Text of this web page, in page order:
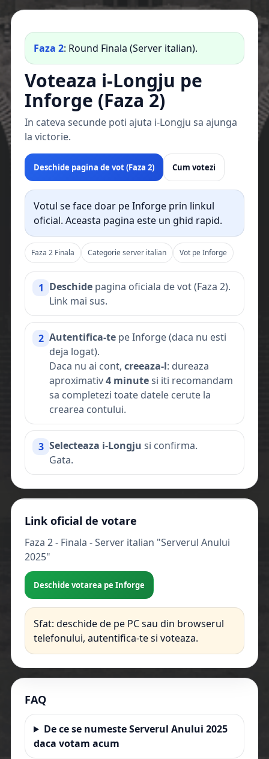
Faza 2: Round Finala (Server italian).
Voteaza i-Longju pe
Inforge (Faza 2)
In cateva secunde poti ajuta i-Longju sa ajunga
la victorie.
Deschide pagina de vot (Faza 2) Cum votezi
Votul se face doar pe Inforge prin linkul
oficial. Aceasta pagina este un ghid rapid.
Faza 2 Finala Categorie server italian Vot pe Inforge
1 Deschide pagina oficiala de vot (Faza 2).
Link mai sus.
2 Autentifica-te pe Inforge (daca nu esti
deja logat).
Daca nu ai cont, creeaza-l: dureaza
aproximativ4 minutesi iti recomandam
sa completezi toate datele cerute la
crearea contului.
3 Selecteaza i-Longju si confirma.
Gata.
Link oficial de votare
Faza 2 - Finala - Server italian "Serverul Anului
2025"
Deschide votarea pe Inforge
Sfat: deschide de pe PC sau din browserul
telefonului, autentifica-te si voteaza.
FAQ
De ce se numeste Serverul Anului 2025
daca votam acum